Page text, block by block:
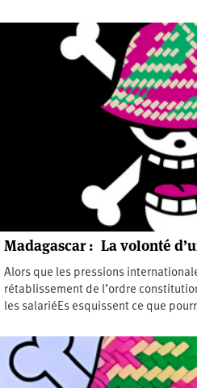
Madagascar : La volonté
Alors que les pressions
rétablissement de l’ordre
les salariéEs esquissent ce que